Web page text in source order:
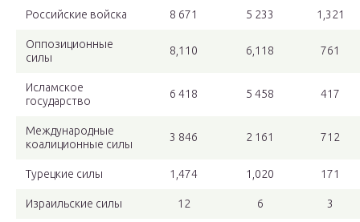
Российские войска 8 671 5 233 1,321
Оппозиционные
силы
8,110 6,118 761
Исламское
государство
6 418 5 458 417
Международные
коалиционные силы
3 846 2 161 712
Турецкие силы 1,474 1,020 171
Израильские силы 12 6 3